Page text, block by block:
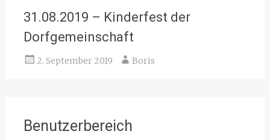
31.08.2019 – Kinderfest der
Dorfgemeinschaft
2. September 2019 Boris
Benutzerbereich